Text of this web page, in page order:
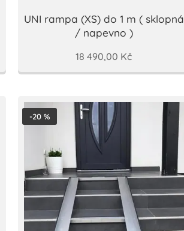
UNI rampa (XS) do 1 m ( sklopná
/ napevno )
18 490,00 Kč
-20 %